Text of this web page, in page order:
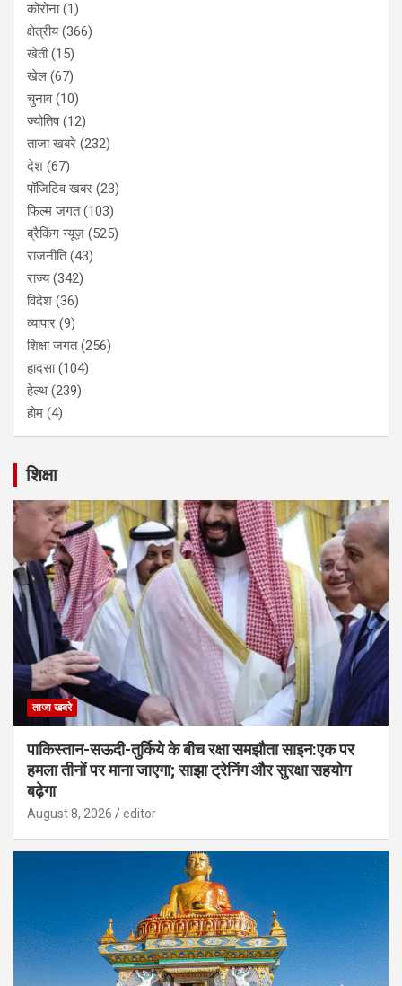
कोरोना(1)
क्षेत्रीय(366)
खेती(15)
खेल (67)
चुनाव(10)
ज्योतिष(12)
ताजा खबरे (232)
देश (67)
पॉजिटिव खबर (23)
फिल्म जगत(103)
ब्रैकिंग न्यूज़ (525)
राजनीति(43)
राज्य(342)
विदेश (36)
व्यापार (9)
शिक्षा जगत(256)
हादसा(104)
हेल्थ (239)
होम (4)
शिक्षा
ताजा खबरे
पाकिस्तान-सऊदी-तुर्किये के बीच रक्षा समझौता साइन:एक पर
हमला तीनों पर माना जाएगा; साझा ट्रेनिंग और सुरक्षा सहयोग
बढ़ेगा
August 8, 2026 editor